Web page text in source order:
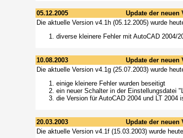
05.12.2005
Update der neuen
Die aktuelle Version v4.1h (05.12.2005) wurde
diverse kleinere Fehler mit AutoCAD 2004/
10.08.2003
Update der neuen
Die aktuelle Version v4.1g (25.07.2003) wurde
einige kleinere Fehler wurden beseitigt
ein neuer Schalter in der Einstellungsdatei
die Version für AutoCAD 2004 und LT 2004
20.03.2003
Update der neuen
Die aktuelle Version v4.1f (15.03.2003) wurde